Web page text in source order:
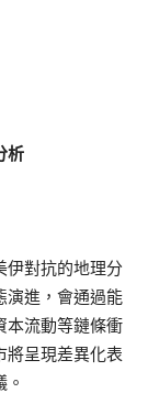
析
伊對抗的地理分
演進，會通過能
本流動等鏈條衝
將呈現差異化表